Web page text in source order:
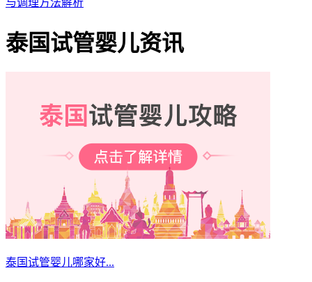
与调理方法解析
泰国试管婴儿资讯
泰国试管婴儿哪家好...